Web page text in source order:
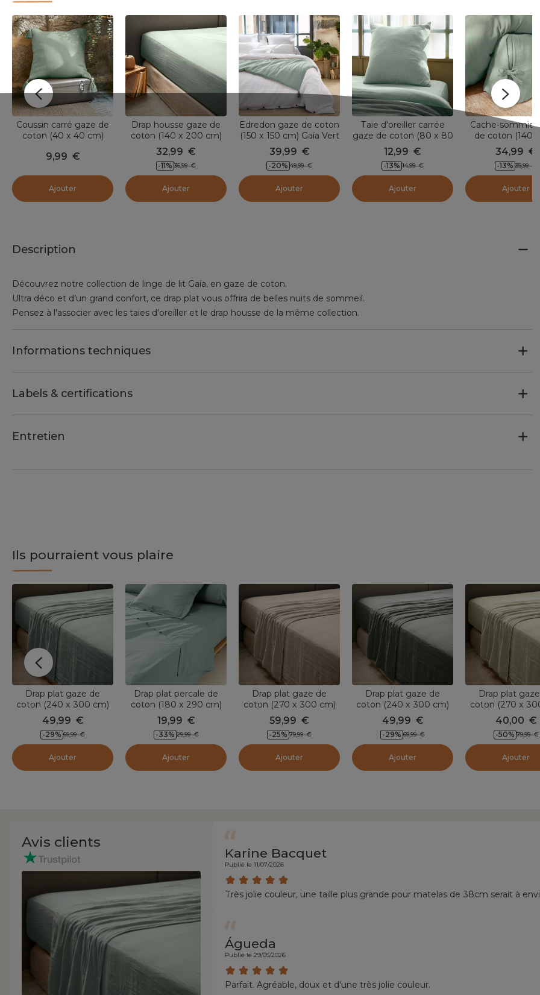
Coussin carré gaze de
coton (40 x 40 cm)
9,99 €
Ajouter
Drap housse gaze de
coton (140 x 200 cm)
Gaïa Vert eucalyptus
32,99 €
-11% 36,99 €
Ajouter
Edredon gaze de coton
(150 x 150 cm) Gaïa Vert
eucalyptus
39,99 €
-20% 49,99 €
Ajouter
Taie d'oreiller carrée
gaze de coton (80 x 80
cm) Gaïa Vert
eucalyptus
12,99 €
-13% 14,99 €
Ajouter
Cache-sommier
de coton (140
cm) Gaïa Vert
eucalyptus
34,99 €
-13% 39,99
Ajouter
Description
Découvrez notre collection de linge de lit Gaïa, en gaze de coton.
Ultra déco et d’un grand confort, ce drap plat vous offrira de belles nuits de sommeil.
Pensez à l'associer avec les taies d'oreiller et le drap housse de la même collection.
Informations techniques
Labels & certifications
Entretien
Ils pourraient vous plaire
Drap plat gaze de
coton (240 x 300 cm)
Gaïa Vert eucalyptus
49,99 €
-29% 69,99 €
Ajouter
Drap plat percale de
coton (180 x 290 cm)
Cali Vert eucalyptus
19,99 €
-33% 29,99 €
Ajouter
Drap plat gaze de
coton (270 x 300 cm)
Gaïa Ficelle
59,99 €
-25% 79,99 €
Ajouter
Drap plat gaze de
coton (240 x 300 cm)
Gaïa Vert romarin
49,99 €
-29% 69,99 €
Ajouter
Drap plat
coton (270 x
Gaïa Vert
40,00 €
-50% 79,99 €
Ajouter
Avis clients
Karine Bacquet
Publié le 11/07/2026
Très jolie couleur, une taille plus grande pour matelas de 38cm serait à
Águeda
Publié le 29/05/2026
Parfait. Agréable, doux et d'une très jolie couleur.